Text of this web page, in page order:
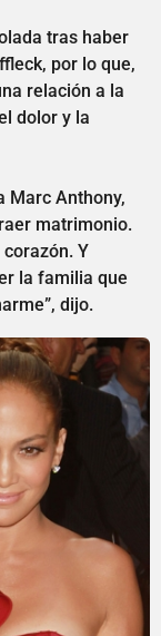
tras haber
por lo que,
relación a la
dolor y la
Marc Anthony,
matrimonio.
Y
la familia que
dijo.